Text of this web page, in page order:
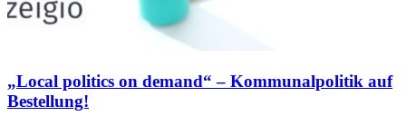
„Local politics on demand“ – Kommunalpolitik auf
Bestellung!